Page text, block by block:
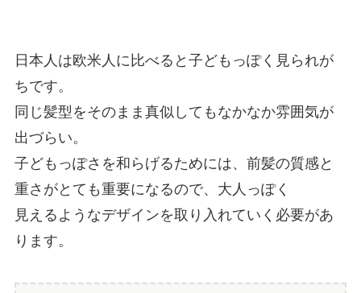
日本人は欧米人に比べると子どもっぽく見られが
ちです。
同じ髪型をそのまま真似してもなかなか雰囲気が
出づらい。
子どもっぽさを和らげるためには、前髪の質感と
重さがとても重要になるので、大人っぽく
見えるようなデザインを取り入れていく必要があ
ります。